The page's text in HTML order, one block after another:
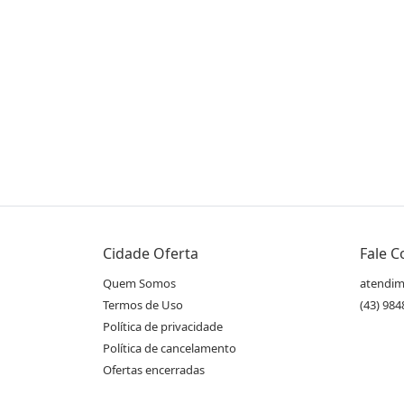
Receba as novidades do Cidade Oferta no seu
Destaques & Regras
12 Aulas Online em Tempo Real da
Cidade Oferta
Quem Somos
Termos de Uso
Política de privacidade
Política de cancelamento
Ofertas encerradas
Fale
(43)